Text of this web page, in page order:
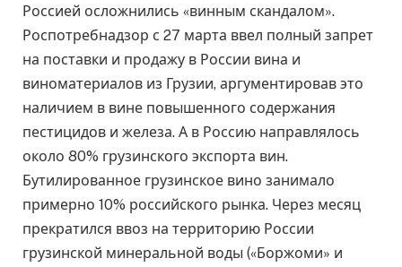
Россией осложнились «винным скандалом».
Роспотребнадзор с 27 марта ввел полный запрет
на поставки и продажу в России вина и
виноматериалов из Грузии, аргументировав это
наличием в вине повышенного содержания
пестицидов и железа. А в Россию направлялось
около 80% грузинского экспорта вин.
Бутилированное грузинское вино занимало
примерно 10% российского рынка. Через месяц
прекратился ввоз на территорию России
грузинской минеральной воды («Боржоми» и